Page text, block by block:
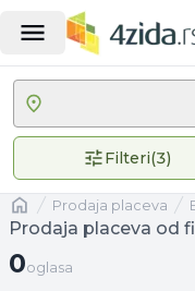
Filteri(3)3
Naslovnaprodaja placeva
Prodaja placeva od
0 oglasa
0oglasa